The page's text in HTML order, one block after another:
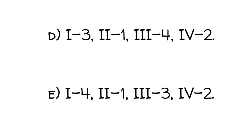
d) I-3, II-1, III-4, IV-2.
e) I-4, II-1, III-3, IV-2.